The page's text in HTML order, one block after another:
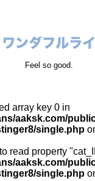
Feel so good.
array key 0 in
aaksk.com/
single.php
read property
aaksk.com/
single.php